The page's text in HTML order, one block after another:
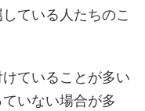
ている人たちのこ
ていることが多い
いない場合が多